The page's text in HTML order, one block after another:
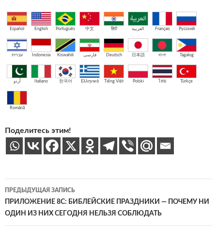
Español English Português 中文 हिंदी العربية Français Русский
עברית Indonesia Kiswahili فارسی Deutsch 日本語 বাংলা Tagalog
اُردو Italiano 한국어 Ελληνικά Tiếng Việt Polski ไทย Türkçe
Română
Поделитесь этим!
Навигация
по
записям
ПРЕДЫДУЩАЯ ЗАПИСЬ
ПРИЛОЖЕНИЕ 8C: БИБЛЕЙСКИЕ ПРАЗДНИКИ — ПОЧЕМУ НИ
ОДИН ИЗ НИХ СЕГОДНЯ НЕЛЬЗЯ СОБЛЮДАТЬ